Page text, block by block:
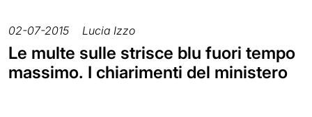
02-07-2015 Lucia Izzo
Le multe sulle strisce blu fuori tempo
massimo. I chiarimenti del ministero